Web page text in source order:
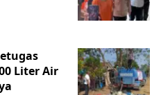
Liter Air